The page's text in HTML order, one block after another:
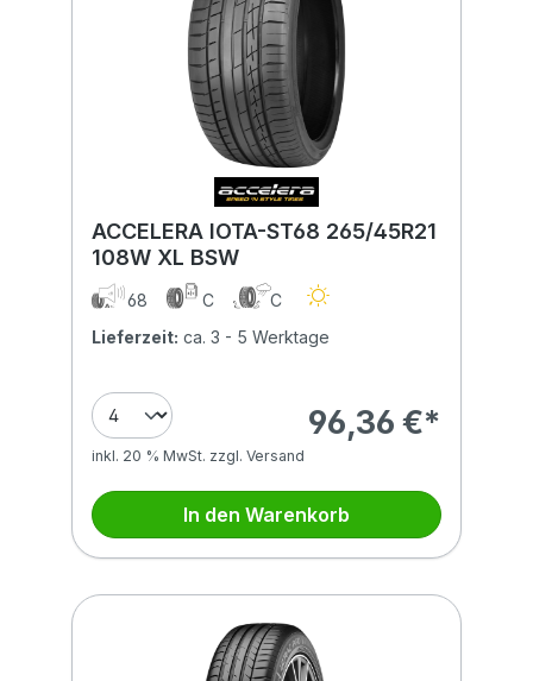
ACCELERA IOTA-ST68 265/45R21
108W XL BSW
68 C
C
Lieferzeit: ca. 3 - 5 Werktage
96,36 €*
inkl. 20 % MwSt. zzgl. Versand
In den Warenkorb